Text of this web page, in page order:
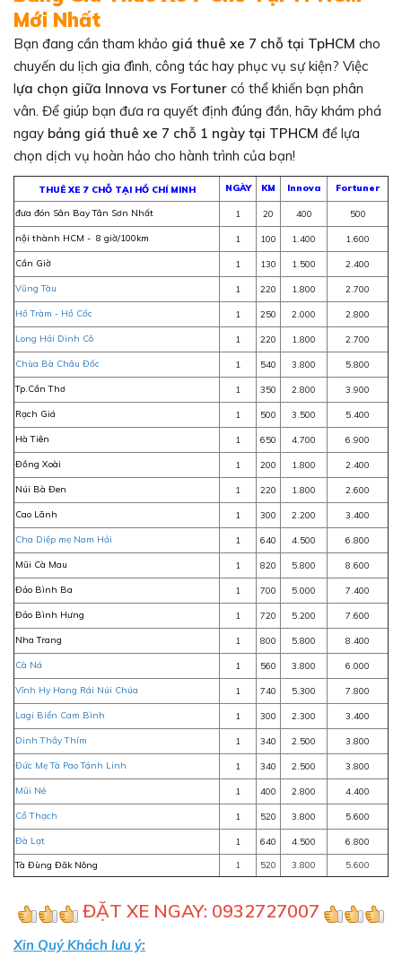
Mới Nhất
Bạn đang cần tham khảo giá thuê xe 7 chỗ tại TpHCM cho
chuyến du lịch gia đình, công tác hay phục vụ sự kiện? Việc
lựa chọn giữa Innova vs Fortuner có thể khiến bạn phân
vân. Để giúp bạn đưa ra quyết định đúng đắn, hãy khám phá
ngay bảng giá thuê xe 7 chỗ 1 ngày tại TPHCM để lựa
chọn dịch vụ hoàn hảo cho hành trình của bạn!
THUÊ XE 7 CHỖ TẠI HỒ CHÍ MINH NGÀY KM Innova Fortuner
đưa đón Sân Bay Tân Sơn Nhất 1 20 400 500
nội thành HCM - 8 giờ/100km 1 100 1.400 1.600
Cần Giờ 1 130 1.500 2.400
Vũng Tàu 1 220 1.800 2.700
Hồ Tràm - Hồ Cốc 1 250 2.000 2.800
Long Hải Dinh Cô 1 220 1.800 2.700
Chùa Bà Châu Đốc 1 540 3.800 5.800
Tp.Cần Thơ 1 350 2.800 3.900
Rạch Giá 1 500 3.500 5.400
Hà Tiên 1 650 4.700 6.900
Đồng Xoài 1 200 1.800 2.400
Núi Bà Đen 1 220 1.800 2.600
Cao Lãnh 1 300 2.200 3.400
Cha Diệp mẹ Nam Hải 1 640 4.500 6.800
Mũi Cà Mau 1 820 5.800 8.600
Đảo Bình Ba 1 700 5.000 7.400
Đảo Bình Hưng 1 720 5.200 7.600
Nha Trang 1 800 5.800 8.400
Cà Ná 1 560 3.800 6.000
Vĩnh Hy Hang Rái Núi Chúa 1 740 5.300 7.800
Lagi Biển Cam Bình 1 300 2.300 3.400
Dinh Thầy Thím 1 340 2.500 3.800
Đức Mẹ Tà Pao Tánh Linh 1 340 2.500 3.800
Mũi Né 1 400 2.800 4.400
Cổ Thạch 1 520 3.800 5.600
Đà Lạt 1 640 4.500
6.800
Tà Đùng Đăk Nông
1 520 3.800 5.600
ĐẶT XE NGAY: 0932727007
Xin Quý Khách lưu ý: